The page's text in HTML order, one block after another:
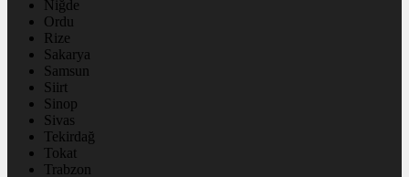
Niğde
Ordu
Rize
Sakarya
Samsun
Siirt
Sinop
Sivas
Tekirdağ
Tokat
Trabzon